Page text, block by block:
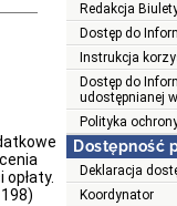
Redakcja
Dostęp do
Instrukcja
Dostęp do
udostępnianej
Polityka
Dostępność
Deklaracja
Koordynator